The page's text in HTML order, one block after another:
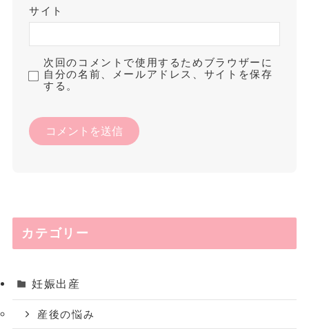
サイト
次回のコメントで使用するためブラウザーに
自分の名前、メールアドレス、サイトを保存
する。
カテゴリー
妊娠出産
産後の悩み